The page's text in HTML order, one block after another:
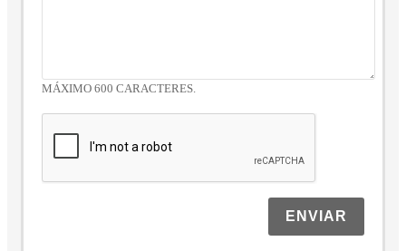
MÁXIMO 600 CARACTERES.
ENVIAR